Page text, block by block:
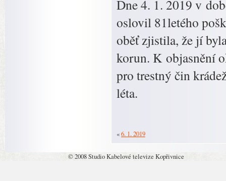
Dne 4. 1. 2019 v
oslovil 81letého
oběť zjistila, že jí
korun. K objasnění
pro trestný čin
léta.
«6. 1. 2019
© 2008 Studio Kabelové televize Kopřivnice